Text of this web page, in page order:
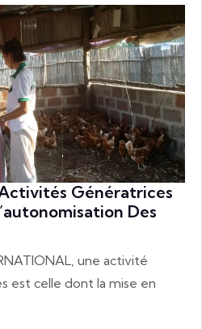
Génératrices
Des
une activité
est celle dont la mise en